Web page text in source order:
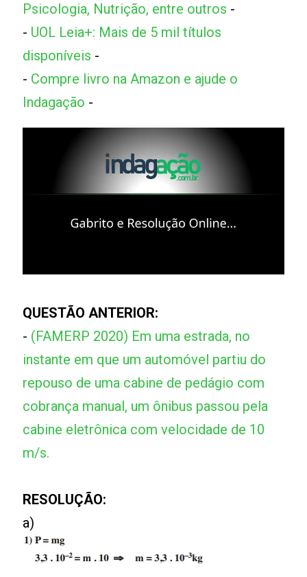
Psicologia, Nutrição, entre outros -
- UOL Leia+: Mais de 5 mil títulos
disponíveis -
- Compre livro na Amazon e ajude o
Indagação -
QUESTÃO ANTERIOR:
- (FAMERP 2020) Em uma estrada, no
instante em que um automóvel partiu do
repouso de uma cabine de pedágio com
cobrança manual, um ônibus passou pela
cabine eletrônica com velocidade de 10
m/s.
RESOLUÇÃO:
a)